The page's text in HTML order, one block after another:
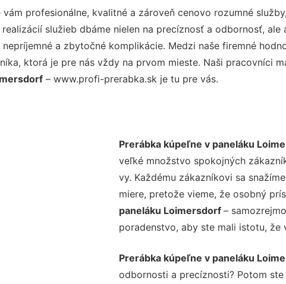
vám profesionálne, kvalitné a zároveň cenovo rozumné
služieb dbáme nielen na precíznosť a odbornosť,
a zbytočné komplikácie. Medzi naše firemné
ktorá je pre nás vždy na prvom mieste. Naši pracovníci
– www.profi-prerabka.sk je tu pre vás.
Prerábka kúpeľne v paneláku
veľké množstvo spokojných
vy. Každému zákazníkovi sa
miere, pretože vieme, že osobný
paneláku Loimersdorf –
poradenstvo, aby ste mali istotu, že
Prerábka kúpeľne v paneláku
odbornosti a precíznosti? Potom